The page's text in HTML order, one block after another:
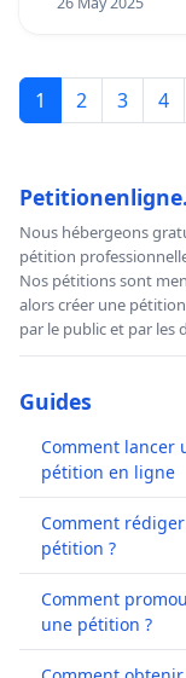
1 2 3 4
Nous hébergeons
pétition
Nos pétitions sont
alors créer une
par le public et par les
Guides
Comment lancer
pétition en ligne
Comment
pétition ?
Comment
une pétition ?